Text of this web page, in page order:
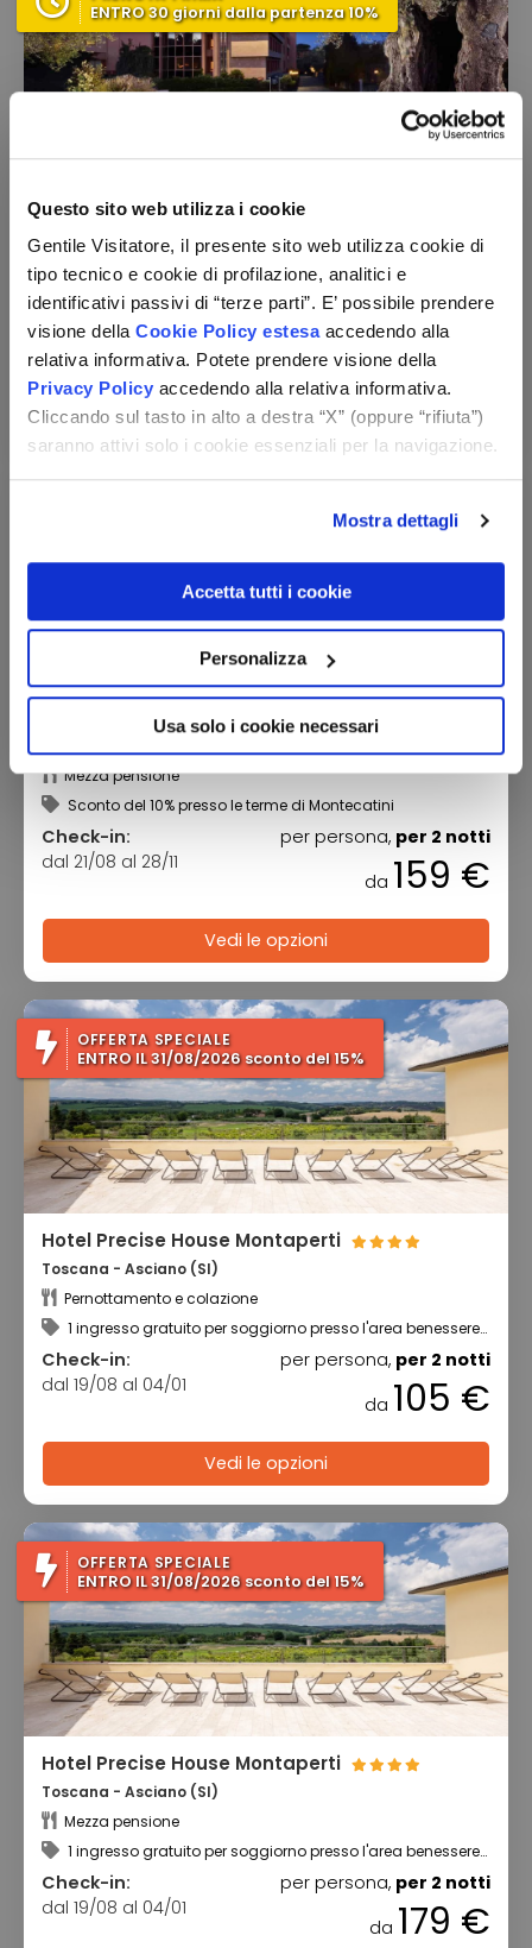
Questo sito web utilizza i cookie
Gentile Visitatore, il presente sito web utilizza cookie di
tipo tecnico e cookie di profilazione, analitici e
identificativi passivi di “terze parti”. E’ possibile prendere
visione della Cookie Policy estesaaccedendo alla
relativa informativa. Potete prendere visione della
Privacy Policy accedendo alla relativa informativa.
Cliccando sul tasto in alto a destra “X” (oppure “rifiuta”)
saranno attivi solo i cookie essenziali per la navigazione.
Mostra dettagli
Accetta tutti i cookie
Personalizza
Usa solo i cookie necessari
ENTRO 30 giorni dalla partenza 10%
Pernottamento e colazione
Utilizzo della piscina scoperta
Check-in:
dal 17/08 al 31/10
per persona,per 1 notte
da72 €
Vedi le opzioni
Boutique Hotel Puccini
Mezza pensione
Sconto del 10% presso le terme di Montecatini
Check-in:
dal 21/08 al 28/11
per persona, per 2 notti
da 159 €
Vedi le opzioni
OFFERTA SPECIALE
ENTRO IL 31/08/2026 sconto del 15%
Hotel Precise House Montaperti
Toscana - Asciano (SI)
Pernottamento e colazione
1 ingresso gratuito per soggiorno presso l'area benessere
Check-in:
dal 19/08 al 04/01
per persona, per 2 notti
da 105 €
Vedi le opzioni
OFFERTA SPECIALE
ENTRO IL 31/08/2026 sconto del 15%
Hotel Precise House Montaperti
Toscana - Asciano (SI)
Mezza pensione
1 ingresso gratuito per soggiorno presso l'area benessere
Check-in:
dal 19/08 al 04/01
per persona, per 2 notti
da 179 €